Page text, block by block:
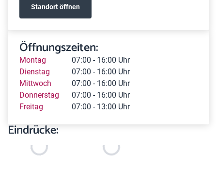
Standort öffnen
Öffnungszeiten:
Montag
07:00 - 16:00 Uhr
Dienstag
07:00 - 16:00 Uhr
Mittwoch
07:00 - 16:00 Uhr
Donnerstag
07:00 - 16:00 Uhr
Freitag
07:00 - 13:00 Uhr
Eindrücke: